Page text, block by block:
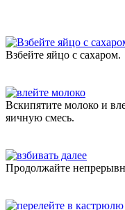
Взбейте яйцо с сахаром.
Вскипятите молоко и
яичную смесь.
Продолжайте